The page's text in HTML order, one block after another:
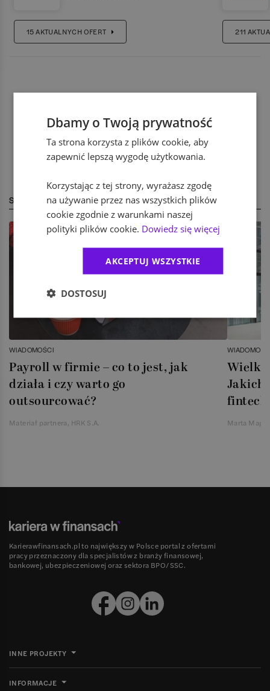
15AKTUALNYCH OFERT 211
STREFA EKSPERTA
WIADOMOŚCI
Payroll w firmie – co to jest, jak
działa i czy warto go
outsourcować?
Materiał partnera, HRK S.A.
Jakich
Marta
Karierawfinansach.pl to największy w Polsce portal z ofertami
pracy przeznaczony dla specjalistów z branży finansowej,
bankowej, ubezpieczeniowej oraz sektora BPO/SSC.
INNE PROJEKTY
INFORMACJE
Dbamy o Twoją prywatność
Ta strona korzysta z plików cookie, aby
zapewnić lepszą wygodę użytkowania.
Korzystając z tej strony, wyrażasz zgodę
na używanie przez nas wszystkich plików
cookie zgodnie z warunkami naszej
polityki plików cookie. Dowiedz się więcej
AKCEPTUJ WSZYSTKIE
DOSTOSUJ